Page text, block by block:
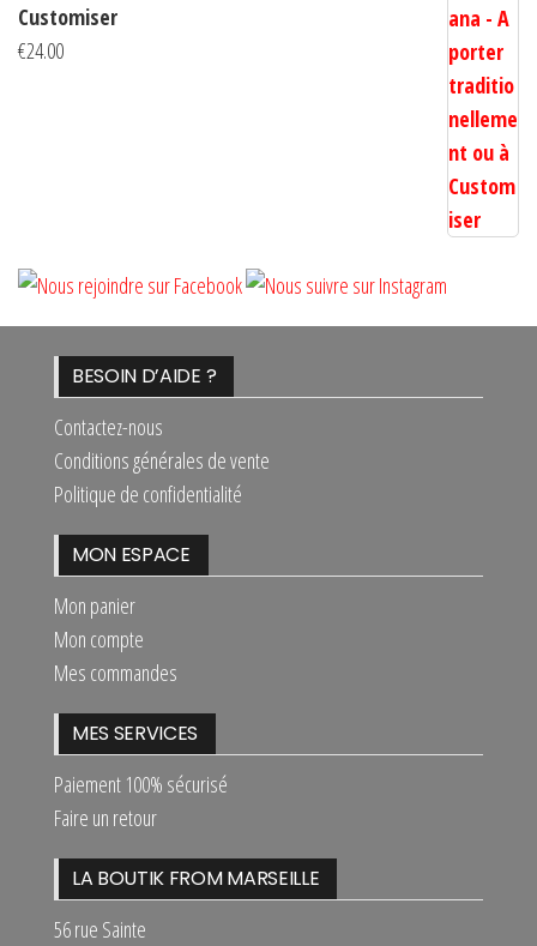
Customiser
€24.00
BESOIN D’AIDE ?
Contactez-nous
Conditions générales de vente
Politique de confidentialité
MON ESPACE
Mon panier
Mon compte
Mes commandes
MES SERVICES
Paiement 100% sécurisé
Faire un retour
LA BOUTIK FROM MARSEILLE
56 rue Sainte